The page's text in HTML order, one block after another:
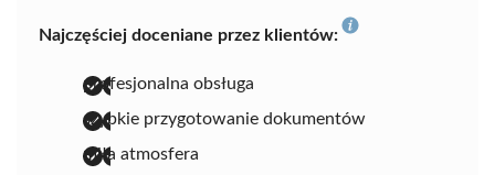
Najczęściej doceniane przez klientów:
profesjonalna obsługa
szybkie przygotowanie dokumentów
miła atmosfera